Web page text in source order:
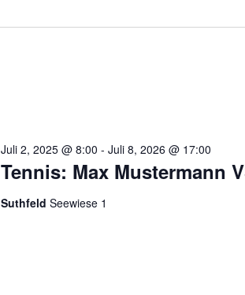
wählen.
Tennis: Max Mustermann
Juli 2, 2025 @ 8:00 -Juli 8, 2026 @ 17:00
SuthfeldSeewiese 1